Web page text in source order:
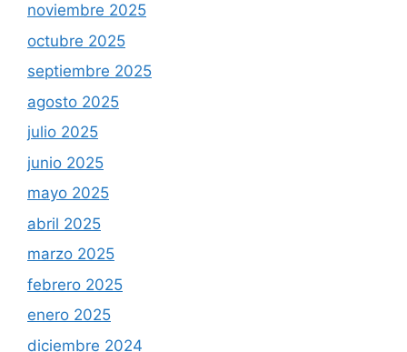
noviembre 2025
octubre 2025
septiembre 2025
agosto 2025
julio 2025
junio 2025
mayo 2025
abril 2025
marzo 2025
febrero 2025
enero 2025
diciembre 2024